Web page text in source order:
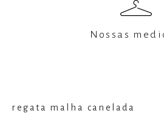
Nossas
regata malha canelada